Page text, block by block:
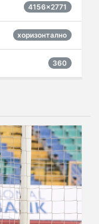
4156×2771
хоризонтално
360